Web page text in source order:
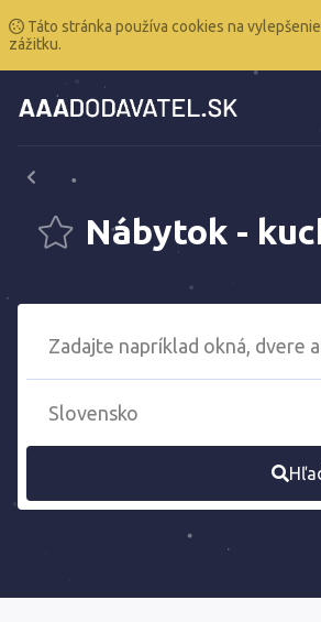
Táto stránka používa cookies na
zážitku.
Nábytok -